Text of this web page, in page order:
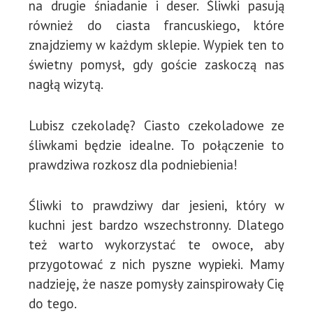
na drugie śniadanie i deser. Śliwki pasują
również do ciasta francuskiego, które
znajdziemy w każdym sklepie. Wypiek ten to
świetny pomysł, gdy goście zaskoczą nas
nagłą wizytą.
Lubisz czekoladę? Ciasto czekoladowe ze
śliwkami będzie idealne. To połączenie to
prawdziwa rozkosz dla podniebienia!
Śliwki to prawdziwy dar jesieni, który w
kuchni jest bardzo wszechstronny. Dlatego
też warto wykorzystać te owoce, aby
przygotować z nich pyszne wypieki. Mamy
nadzieję, że nasze pomysły zainspirowały Cię
do tego.